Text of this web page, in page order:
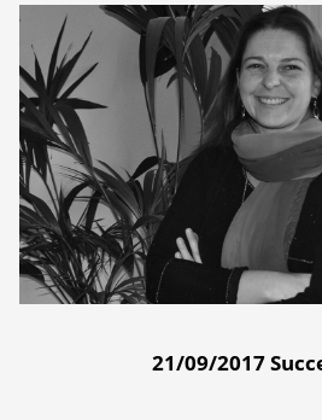
21/09/2017